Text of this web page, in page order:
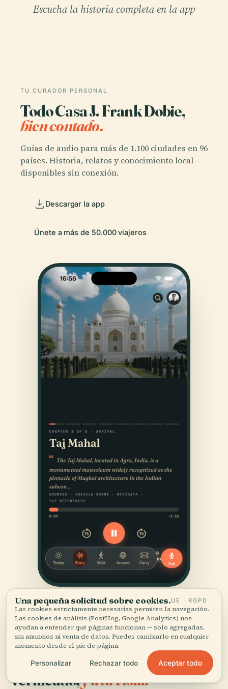
Escucha la historia completa en la app
TU CURADOR PERSONAL
Todo Casa J. Frank Dobie,
bien contado.
Guías de audio para más de 1.100 ciudades en 96
países. Historia, relatos y conocimiento local —
disponibles sin conexión.
Descargar la app
Únete a más de 50.000 viajeros
FUENTES
Verificado,y a la vista.
Una pequeña solicitud sobre cookies.UE · RGPD
Las cookies estrictamente necesarias permiten la navegación.
Las cookies de análisis (PostHog, Google Analytics) nos
ayudan a entender qué páginas funcionan — solo agregadas,
sin anuncios ni venta de datos. Puedes cambiarlo en cualquier
momento desde el pie de página.
Personalizar Rechazar todo Aceptar todo